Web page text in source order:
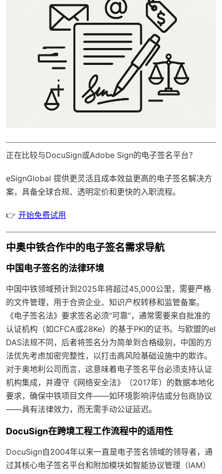
正在比较与DocuSign或Adobe Sign的电子签名平台？
eSignGlobal 提供更灵活且成本效益更高的电子签名解决方
案，具备全球合规、透明定价和更快的入职流程。
👉 开始免费试用
中奥中铁合作中的电子签名需求导航
中国电子签名的法律环境
中国中铁领域预计到2025年将超过45,000公里，需要严格
的文件管理，用于合资企业、知识产权转移和监管备案。
《电子签名法》要求签名必须“可靠”，通常需要来自批准的
认证机构（如CFCA或28Ke）的基于PKI的证书。与欧盟的eI
DAS法规不同，后者将签名分为简单到合格级别，中国的方
法优先考虑加密完整性，以打击高风险基础设施中的欺诈。
对于奥地利公司而言，这意味着电子签名平台必须支持认证
机构集成，并遵守《网络安全法》（2017年）的数据本地化
要求，确保中铁项目文件——如环境影响评估或分包商协议
——具有法律效力，而无需手动公证延迟。
DocuSign在跨境工程工作流程中的适用性
DocuSign自2004年以来一直是电子签名领域的领导者，通
过其核心电子签名平台和附加模块如智能协议管理（IAM）